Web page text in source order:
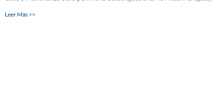
Leer Más >>